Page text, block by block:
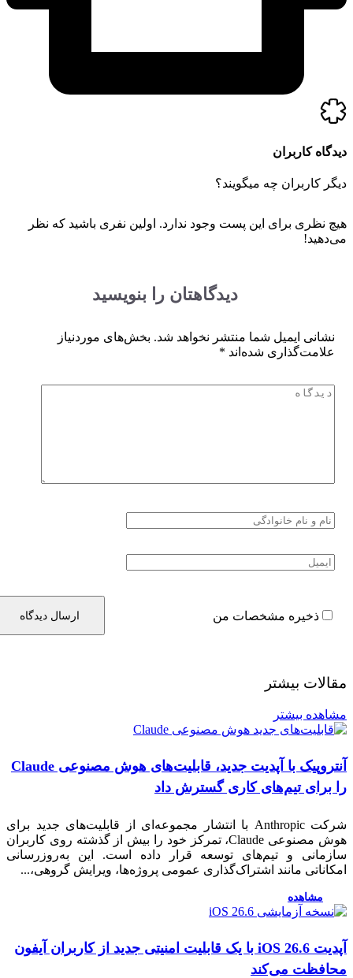
کاربران
کاربران چه میگویند؟
نظری برای این پست وجود ندارد. اولین نفری باشید که نظر
دیدگاهتان را بنویسید
نشانی ایمیل شما منتشر نخواهد شد. بخش‌های موردنیاز
علامت‌گذاری شده‌اند*
ذخیره مشخصات من
بیشتر
بیشتر
آنتروپیک با آپدیت جدید، قابلیت‌های هوش مصنوعی Claude
برای تیم‌های کاری گسترش داد
شرکت Anthropic با انتشار مجموعه‌ای از قابلیت‌های جدید برای
هوش مصنوعی Claude، تمرکز خود را بیش از گذشته روی کاربران
و تیم‌های توسعه قرار داده است. این به‌روزرسانی
مانند اشتراک‌گذاری عمومی پروژه‌ها، ویرایش گروهی،...
مشاهده
آپدیت iOS 26.6 با یک قابلیت امنیتی جدید از کاربران آیفون
می‌کند